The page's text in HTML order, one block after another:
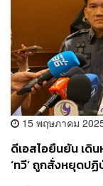
15 พฤษภาคม
ดีเอสไอยืนยัน เดิ
‘ทวี’ ถูกสั่งหยุดป